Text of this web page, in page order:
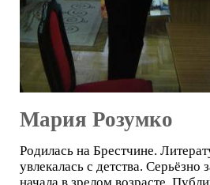
Мария Розумко
Родилась на Брестчине.
увлекалась с детства. Серьёзно